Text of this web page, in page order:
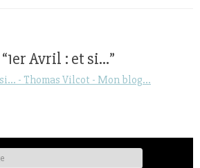
1er Avril : et si…”
- Thomas Vilcot - Mon blog...